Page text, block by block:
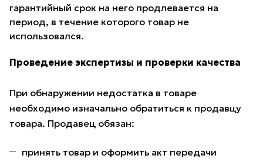
гарантийный срок на него продлевается на
период, в течение которого товар не
использовался.
Проведение экспертизы и проверки качества
При обнаружении недостатка в товаре
необходимо изначально обратиться к продавцу
товара. Продавец обязан:
принять товар и оформить акт передачи